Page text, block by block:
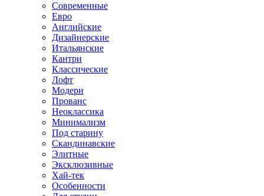
Современные
Евро
Английские
Дизайнерские
Итальянские
Кантри
Классические
Лофт
Модерн
Прованс
Неоклассика
Минимализм
Под старину
Скандинавские
Элитные
Эксклюзивные
Хай-тек
Особенности